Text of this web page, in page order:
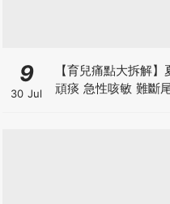
9
30 Jul
【育兒痛點大拆解
頑痰 急性咳敏 難斷